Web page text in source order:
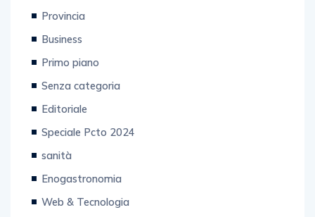
Provincia
Business
Primo piano
Senza categoria
Editoriale
Speciale Pcto 2024
sanità
Enogastronomia
Web & Tecnologia